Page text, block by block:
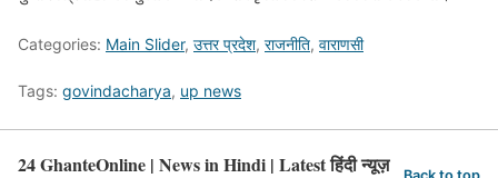
Categories: Main Slider, उत्तर प्रदेश, राजनीति, वाराणसी
Tags: govindacharya, up news
24 GhanteOnline | News in Hindi | Latest हिंदी न्यूज़